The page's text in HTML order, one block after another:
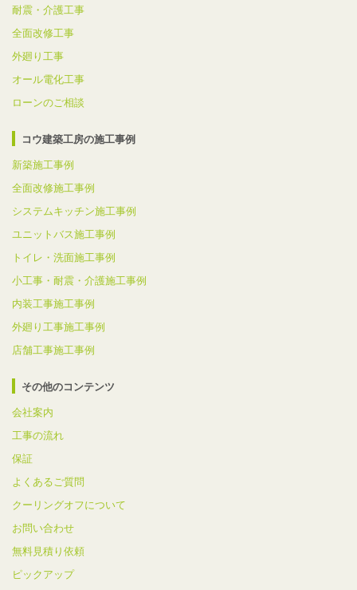
耐震・介護工事
全面改修工事
外廻り工事
オール電化工事
ローンのご相談
コウ建築工房の施工事例
新築施工事例
全面改修施工事例
システムキッチン施工事例
ユニットバス施工事例
トイレ・洗面施工事例
小工事・耐震・介護施工事例
内装工事施工事例
外廻り工事施工事例
店舗工事施工事例
その他のコンテンツ
会社案内
工事の流れ
保証
よくあるご質問
クーリングオフについて
お問い合わせ
無料見積り依頼
ピックアップ